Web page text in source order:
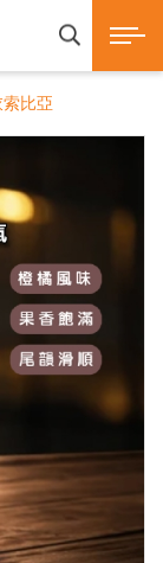
|
產品諮詢
展開
索比亞